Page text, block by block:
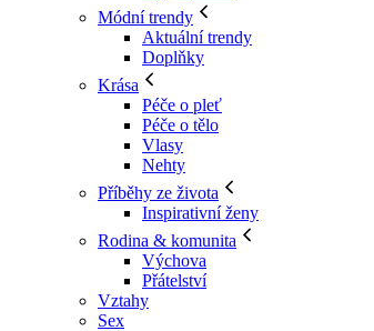
Módní trendy
Aktuální trendy
Doplňky
Krása
Péče o pleť
Péče o tělo
Vlasy
Nehty
Příběhy ze života
Inspirativní ženy
Rodina & komunita
Výchova
Přátelství
Vztahy
Sex